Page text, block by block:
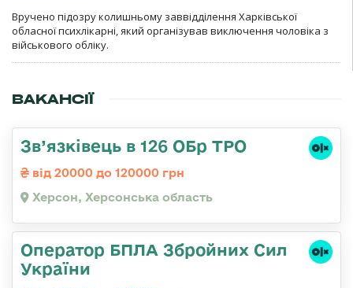
Вручено підозру колишньому заввідділення Харківської
обласної психлікарні, який організував виключення чоловіка з
військового обліку.
ВАКАНСІЇ
Зв’язківець в 126 ОБр ТРО
від 20000 до 120000 грн
Херсон, Херсонська область
Оператор БПЛА Збройних Сил
України